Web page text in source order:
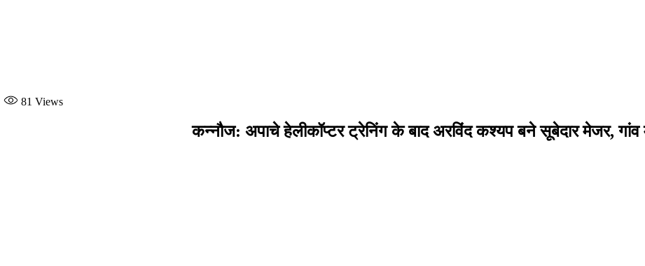
81 Views
कन्नौज: अपाचे हेलीकॉप्टर ट्रेनिंग के बाद अरविंद कश्यप बने सूबेदार मेजर,